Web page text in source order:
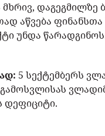
მხრივ, დაგეგმილზე
აწვება
უნდა
5 სექტემბერს
დეფიციტი.